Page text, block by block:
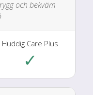
och bekväm
✓